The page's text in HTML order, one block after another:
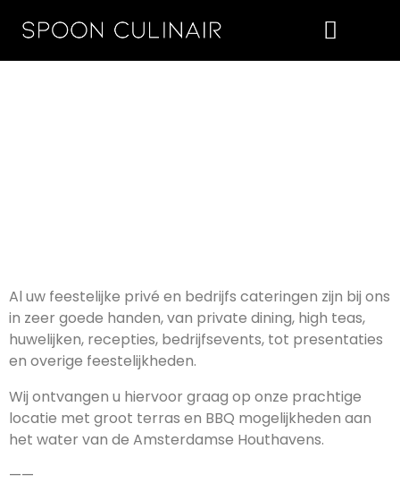
Al uw feestelijke privé en bedrijfs cateringen zijn bij ons
in zeer goede handen, van private dining, high teas,
huwelijken, recepties, bedrijfsevents, tot presentaties
en overige feestelijkheden.
Wij ontvangen u hiervoor graag op onze prachtige
locatie met groot terras en BBQ mogelijkheden aan
het water van de Amsterdamse Houthavens.
——